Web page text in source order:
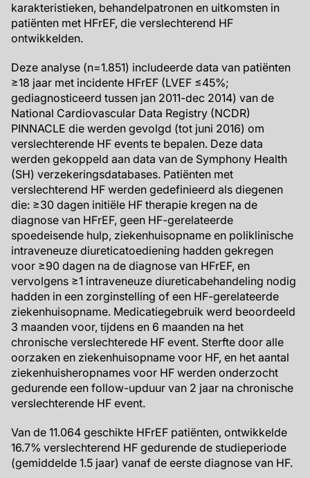
karakteristieken, behandelpatronen en uitkomsten in
patiënten met HFrEF, die verslechterend HF
ontwikkelden.
Deze analyse (n=1.851) includeerde data van patiënten
≥18 jaar met incidente HFrEF (LVEF ≤45%;
gediagnosticeerd tussen jan 2011-dec 2014) van de
National Cardiovascular Data Registry (NCDR)
PINNACLE die werden gevolgd (tot juni 2016) om
verslechterende HF events te bepalen. Deze data
werden gekoppeld aan data van de Symphony Health
(SH) verzekeringsdatabases. Patiënten met
verslechterend HF werden gedefinieerd als diegenen
die: ≥30 dagen initiële HF therapie kregen na de
diagnose van HFrEF, geen HF-gerelateerde
spoedeisende hulp, ziekenhuisopname en poliklinische
intraveneuze diureticatoediening hadden gekregen
voor ≥90 dagen na de diagnose van HFrEF, en
vervolgens ≥1 intraveneuze diureticabehandeling nodig
hadden in een zorginstelling of een HF-gerelateerde
ziekenhuisopname. Medicatiegebruik werd beoordeeld
3 maanden voor, tijdens en 6 maanden na het
chronische verslechterede HF event. Sterfte door alle
oorzaken en ziekenhuisopname voor HF, en het aantal
ziekenhuisheropnames voor HF werden onderzocht
gedurende een follow-upduur van 2 jaar na chronische
verslechterende HF event.
Van de 11.064 geschikte HFrEF patiënten, ontwikkelde
16.7% verslechterend HF gedurende de studieperiode
(gemiddelde 1.5 jaar) vanaf de eerste diagnose van HF.